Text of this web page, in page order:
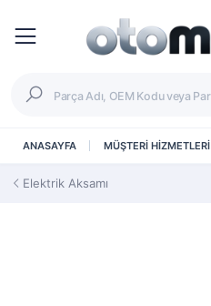
ANASAYFA MÜŞTERİ HİZMETLERİ
Elektrik Aksamı